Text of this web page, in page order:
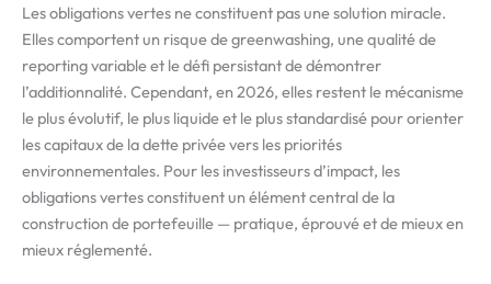
Les obligations vertes ne constituent pas une solution miracle.
Elles comportent un risque de greenwashing, une qualité de
reporting variable et le défi persistant de démontrer
l’additionnalité. Cependant, en 2026, elles restent le mécanisme
le plus évolutif, le plus liquide et le plus standardisé pour orienter
les capitaux de la dette privée vers les priorités
environnementales. Pour les investisseurs d’impact, les
obligations vertes constituent un élément central de la
construction de portefeuille — pratique, éprouvé et de mieux en
mieux réglementé.